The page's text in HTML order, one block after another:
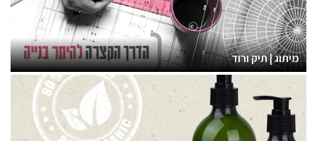
מיתוג | תיק ורוד